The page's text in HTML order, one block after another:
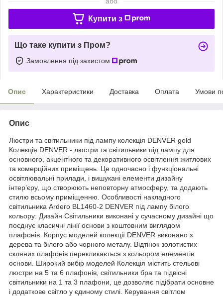
Купити з
Що таке купити з Пром?
Замовлення під захистом
Опис Характеристики Доставка Оплата Умови
Опис
Люстри та світильники під лампу колекція DENVER gold
Колекція DENVER - люстри та світильники під лампу для
основного, акцентного та декоративного освітлення житлових
та комерційних приміщень. Це одночасно і функціональні
освітлювальні прилади, і вишукані елементи дизайну
інтер’єру, що створюють неповторну атмосферу, та додають
стилю всьому приміщенню. Особливості накладного
світильника Ardero BL1460-2 DENVER під лампу білого
кольору: Дизайн Світильники виконані у сучасному дизайні що
поєднує класичні лінії основи з коштовним виглядом
плафонів. Корпус моделей колекції DENVER виконано з
дерева та білого або чорного металу. Відтінок золотистих
скляних плафонів перекликається з кольором елементів
основи. Широкий вибір моделей Колекція містить стельові
люстри на 5 та 6 плафонів, світильники бра та підвісні
світильники на 1 та 3 плафони, це дозволяє підібрати основне
і додаткове світло у єдиному стилі. Керування світлом